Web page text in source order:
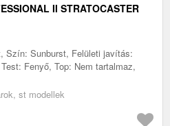
II STRATOCASTER
Szín: Sunburst, Felületi javítás:
Fenyő, Top: Nem tartalmaz,
st modellek